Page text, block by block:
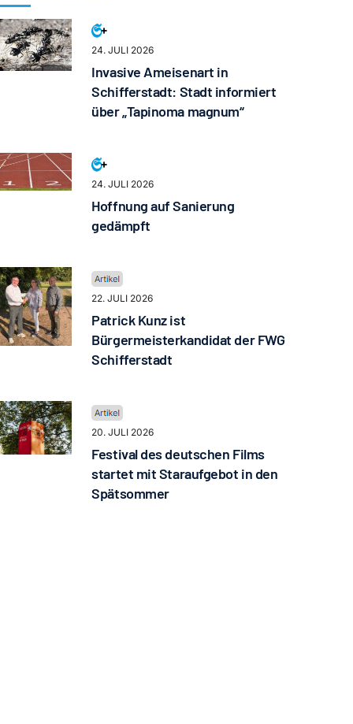
24. JULI 2026
Invasive Ameisenart in
Schifferstadt: Stadt informiert
über „Tapinoma magnum“
24. JULI 2026
Hoffnung auf Sanierung
gedämpft
22. JULI 2026
Patrick Kunz ist
Bürgermeisterkandidat der FWG
Schifferstadt
20. JULI 2026
Festival des deutschen Films
startet mit Staraufgebot in den
Spätsommer